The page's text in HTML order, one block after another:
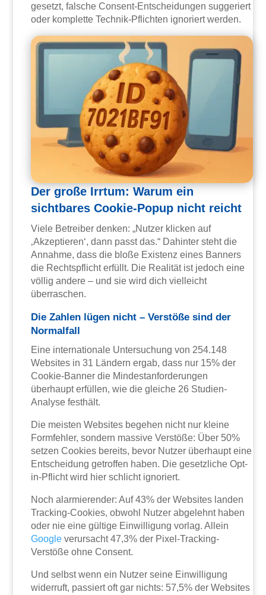
gesetzt, falsche Consent-Entscheidungen suggeriert
oder komplette Technik-Pflichten ignoriert werden.
Der große Irrtum: Warum ein
sichtbares Cookie-Popup nicht reicht
Viele Betreiber denken: „Nutzer klicken auf
‚Akzeptieren‘, dann passt das.“ Dahinter steht die
Annahme, dass die bloße Existenz eines Banners
die Rechtspflicht erfüllt. Die Realität ist jedoch eine
völlig andere – und sie wird dich vielleicht
überraschen.
Die Zahlen lügen nicht – Verstöße sind der
Normalfall
Eine internationale Untersuchung von 254.148
Websites in 31 Ländern ergab, dass nur 15% der
Cookie-Banner die Mindestanforderungen
überhaupt erfüllen, wie die gleiche 26 Studien-
Analyse festhält.
Die meisten Websites begehen nicht nur kleine
Formfehler, sondern massive Verstöße: Über 50%
setzen Cookies bereits, bevor Nutzer überhaupt eine
Entscheidung getroffen haben. Die gesetzliche Opt-
in-Pflicht wird hier schlicht ignoriert.
Noch alarmierender: Auf 43% der Websites landen
Tracking-Cookies, obwohl Nutzer abgelehnt haben
oder nie eine gültige Einwilligung vorlag. Allein
Google verursacht 47,3% der Pixel-Tracking-
Verstöße ohne Consent.
Und selbst wenn ein Nutzer seine Einwilligung
widerruft, passiert oft gar nichts: 57,5% der Websites